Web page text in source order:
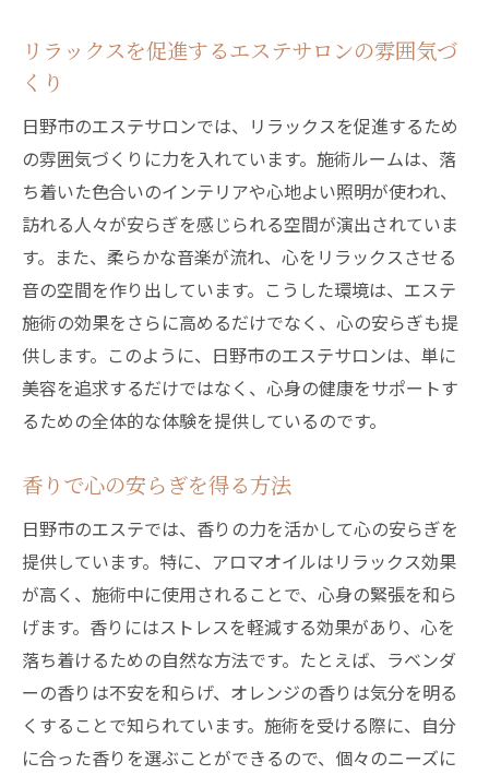
リラックスを促進するエステサロンの雰囲気づ
くり
日野市のエステサロンでは、リラックスを促進するため
の雰囲気づくりに力を入れています。施術ルームは、落
ち着いた色合いのインテリアや心地よい照明が使われ、
訪れる人々が安らぎを感じられる空間が演出されていま
す。また、柔らかな音楽が流れ、心をリラックスさせる
音の空間を作り出しています。こうした環境は、エステ
施術の効果をさらに高めるだけでなく、心の安らぎも提
供します。このように、日野市のエステサロンは、単に
美容を追求するだけではなく、心身の健康をサポートす
るための全体的な体験を提供しているのです。
香りで心の安らぎを得る方法
日野市のエステでは、香りの力を活かして心の安らぎを
提供しています。特に、アロマオイルはリラックス効果
が高く、施術中に使用されることで、心身の緊張を和ら
げます。香りにはストレスを軽減する効果があり、心を
落ち着けるための自然な方法です。たとえば、ラベンダ
ーの香りは不安を和らげ、オレンジの香りは気分を明る
くすることで知られています。施術を受ける際に、自分
に合った香りを選ぶことができるので、個々のニーズに